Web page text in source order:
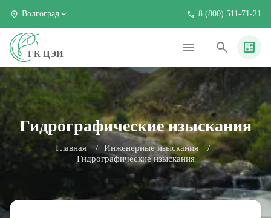
Волгоград 8 (800) 511-71-21
ГК ЦЭИ
Гидрографические изыскания
Главная
Инженерные изыскания
Гидрографические изыскания